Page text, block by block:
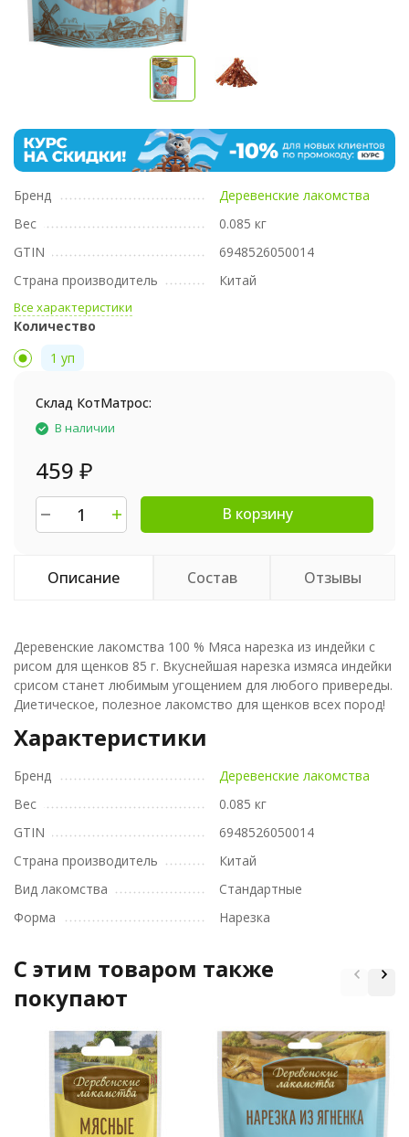
Бренд
Деревенские лакомства
Вес
0.085 кг
GTIN
6948526050014
Страна производитель
Китай
Все характеристики
Количество
1 уп
Склад КотМатрос:
В наличии
459 ₽
В корзину
Описание Состав Отзывы
Деревенские лакомства 100 % Мяса нарезка из индейки с
рисом для щенков 85 г. Вкуснейшая нарезка измяса индейки
срисом станет любимым угощением для любого привереды.
Диетическое, полезное лакомство для щенков всех пород!
Характеристики
Бренд
Деревенские лакомства
Вес
0.085 кг
GTIN
6948526050014
Страна производитель
Китай
Вид лакомства
Стандартные
Форма
Нарезка
C этим товаром также
покупают